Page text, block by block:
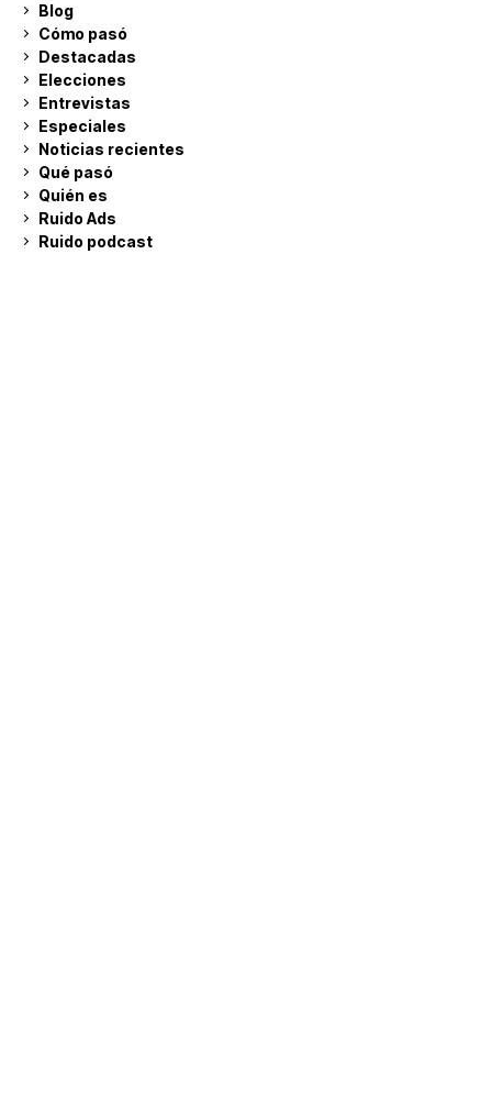
Blog
Cómo pasó
Destacadas
Elecciones
Entrevistas
Especiales
Noticias recientes
Qué pasó
Quién es
Ruido Ads
Ruido podcast